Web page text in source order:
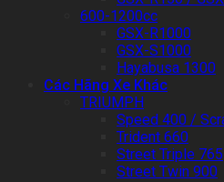
600-1200cc
GSX-R1000
GSX-S1000
Hayabusa 1300
Các Hãng Xe Khác
TRIUMPH
Speed 400 /
Trident 660
Street Triple 765
Street Twin 900